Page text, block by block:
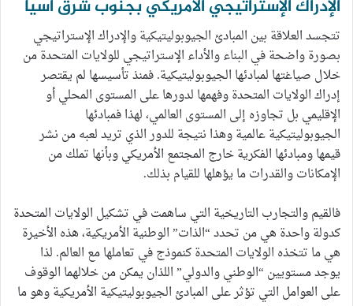
الإدراك الإستراتيجي الأمريكي بجنوب شرق آسيا
تتجسد العلاقة بين المبادئ الجيوبوليتيكية والإدراك الإستراتيجي
بصورة واضحة في البناء والأداء الإستراتيجي للولايات المتحدة من
خلال صياغتها لمبادئها الجيوبوليتيكية. فمنذ تأسيسها لم يقتصر
إدراك الولايات المتحدة وفهمها لدورها على المستوى المحلي أو
الإقليمي بل تجاوزه إلى المستوى العالمي، لهذا فمبادئها
الجيوبوليتيكية عالمية وهذا نتيجة للدور الذي تريد لعبه من نشر
قيمها ومبادئها الفكرية خارج المجتمع الأمريكي وبأنها تملك من
الإمكانات والقدرات ما يؤهلها للقيام بذلك.
فالقيم والتجارب التاريخية التي ساهمت في تشكيل الولايات المتحدة
كدولة واحدة هي من تحدد “الذات” الوطنية الأمريكية، هذه الأخيرة
هي ما تتخذه الولايات المتحدة كنموذج في تعاملها مع العالم. لذا
يوجد مستويين “الوطني والدولي” اللذان يمكن من خلالهما الوقوف
على العوامل التي تؤثر على المبادئ الجيوبوليتيكية الأمريكية وهو ما